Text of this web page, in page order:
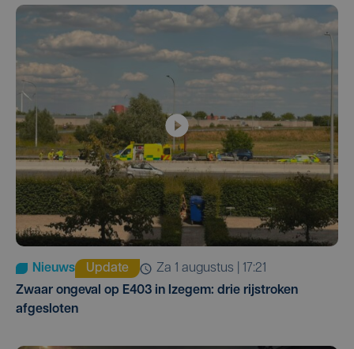
Nieuws Update
za 1 augustus | 17:21
Zwaar ongeval op E403 in Izegem: drie rijstroken
afgesloten